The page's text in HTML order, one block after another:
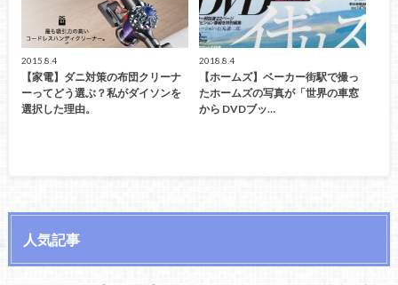
2015.8.4
【家電】ダニ対策の布団クリーナ
ーってどう選ぶ？私がダイソンを
選択した理由。
2018.8.4
【ホームズ】ベーカー街駅で撮っ
たホームズの写真が「世界の車窓
から DVDブッ…
人気記事